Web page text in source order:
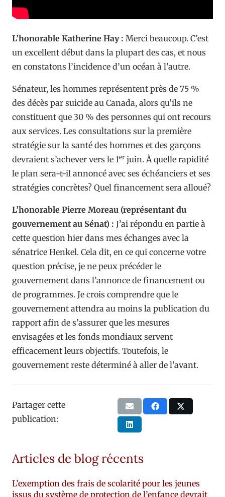
L’honorable Katherine Hay : Merci beaucoup. C’est
un excellent début dans la plupart des cas, et nous
en constatons l’incidence d’un océan à l’autre.
Sénateur, les hommes représentent près de 75 %
des décès par suicide au Canada, alors qu’ils ne
constituent que 30 % des personnes qui ont recours
aux services. Les consultations sur la première
stratégie sur la santé des hommes et des garçons
devraient s’achever vers le 1er juin. À quelle rapidité
le plan sera-t-il annoncé avec ses échéanciers et ses
stratégies concrètes? Quel financement sera alloué?
L’honorable Pierre Moreau (représentant du
gouvernement au Sénat) : J’ai répondu en partie à
cette question hier dans mes échanges avec la
sénatrice Henkel. Cela dit, en ce qui concerne votre
question précise, je ne peux précéder le
gouvernement dans l’annonce de financement ou
de programmes. Je crois comprendre que le
gouvernement attendra au moins la publication du
rapport afin de s’assurer que les mesures
envisagées et les fonds mondiaux servent
efficacement leurs objectifs. Toutefois, le
gouvernement reste déterminé à aller de l’avant.
Partager cette
publication:
Articles de blog récents
L’exemption des frais de scolarité pour les jeunes
issus du système de protection de l’enfance devrait